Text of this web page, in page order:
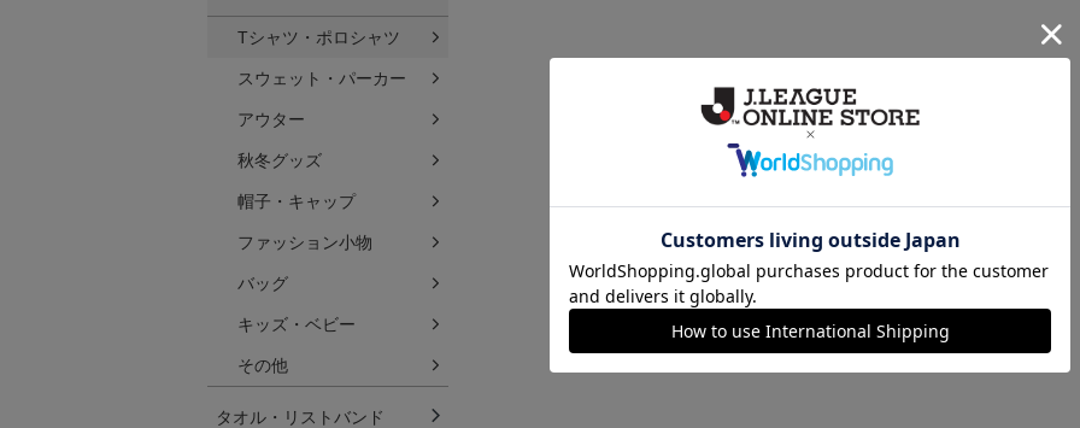
Tシャツ・ポロシャツ
スウェット・パーカー
アウター
秋冬グッズ
帽子・キャップ
ファッション小物
バッグ
キッズ・ベビー
その他
タオル・リストバンド